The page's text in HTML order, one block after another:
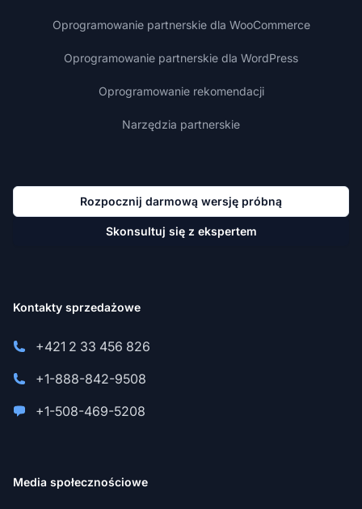
Oprogramowanie partnerskie dla WooCommerce
Oprogramowanie partnerskie dla WordPress
Oprogramowanie rekomendacji
Narzędzia partnerskie
Rozpocznij darmową wersję próbną
Skonsultuj się z ekspertem
Kontakty sprzedażowe
+421 2 33 456 826
+1-888-842-9508
+1-508-469-5208
Media społecznościowe